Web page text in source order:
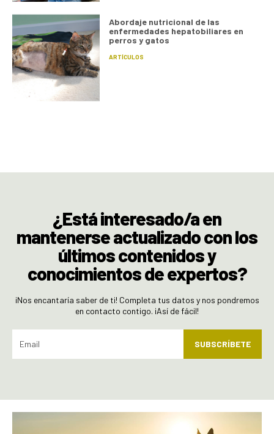
Abordaje nutricional de las
enfermedades hepatobiliares en
perros y gatos
ARTÍCULOS
¿Está interesado/a en
mantenerse actualizado con los
últimos contenidos y
conocimientos de expertos?
¡Nos encantaría saber de ti! Completa tus datos y nos pondremos
en contacto contigo. ¡Así de fácil!
SUBSCRÍBETE